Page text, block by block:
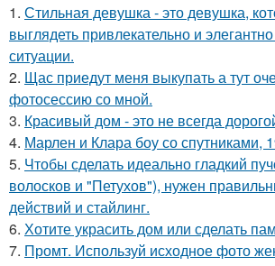
1. Стильная девушка - это девушка,
выглядеть привлекательно и
ситуации.
2. Щас приедут меня выкупать а тут
фотосессию со мной.
3. Красивый дом - это не всегда
4. Марлен и Клара боу со спутниками,
5. Чтобы сделать идеально гладкий
волосков и "Петухов"), нужен
действий и стайлинг.
6. Хотите украсить дом или сделать
7. Промт. Используй исходное фото